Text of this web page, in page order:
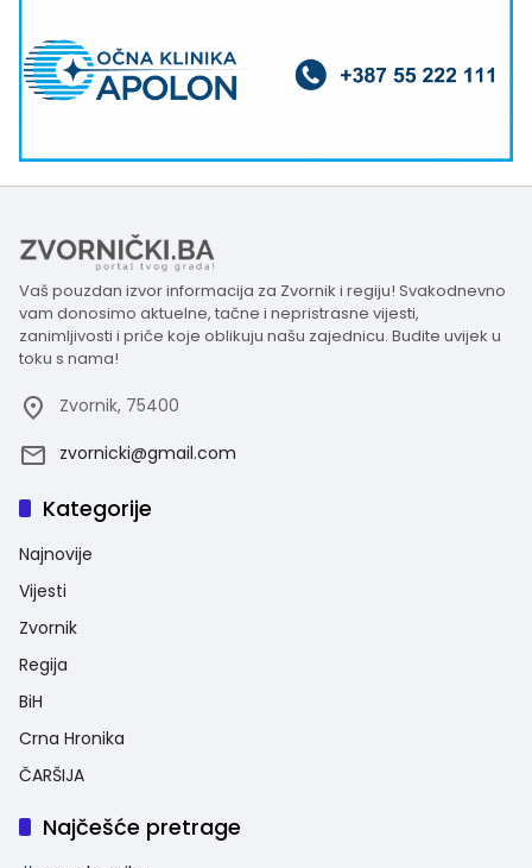
Vaš pouzdan izvor informacija za Zvornik i regiju! Svakodnevno
vam donosimo aktuelne, tačne i nepristrasne vijesti,
zanimljivosti i priče koje oblikuju našu zajednicu. Budite uvijek u
toku s nama!
Zvornik, 75400
zvornicki@gmail.com
Kategorije
Najnovije
Vijesti
Zvornik
Regija
BiH
Crna Hronika
ČARŠIJA
Najčešće pretrage